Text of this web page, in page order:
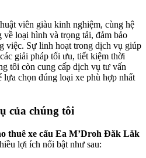
viên giàu kinh nghiệm, cùng hệ
về loại hình và trọng tải, đảm bảo
việc. Sự linh hoạt trong dịch vụ giúp
giải pháp tối ưu, tiết kiệm thời
tôi còn cung cấp dịch vụ tư vấn
lựa chọn đúng loại xe phù hợp nhất
của chúng tôi
thuê xe cẩu Ea M’Droh Đăk Lăk
lợi ích nổi bật như sau: